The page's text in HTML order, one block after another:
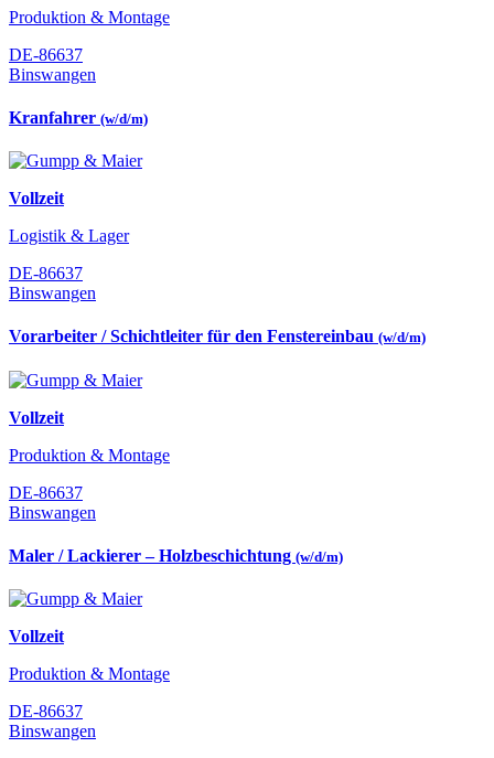
Produktion & Montage
DE-86637
Binswangen
Kranfahrer (w/d/m)
Vollzeit
Logistik & Lager
DE-86637
Binswangen
Vorarbeiter / Schichtleiter für den Fenstereinbau (w/d/m)
Vollzeit
Produktion & Montage
DE-86637
Binswangen
Maler / Lackierer – Holzbeschichtung (w/d/m)
Vollzeit
Produktion & Montage
DE-86637
Binswangen